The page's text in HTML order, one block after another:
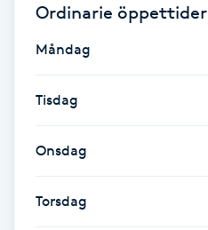
Fransförlängning Megavolym
Fransförlängning Volym
Fransk manikyr
Fransrengöring
Ordinarie öppettider
Måndag
Tisdag
Onsdag
Torsdag